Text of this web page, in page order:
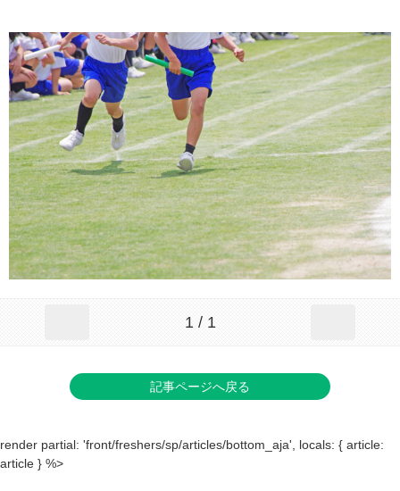
1 / 1
記事ページへ戻る
render partial: 'front/freshers/sp/articles/bottom_aja', locals: { article:
article } %>